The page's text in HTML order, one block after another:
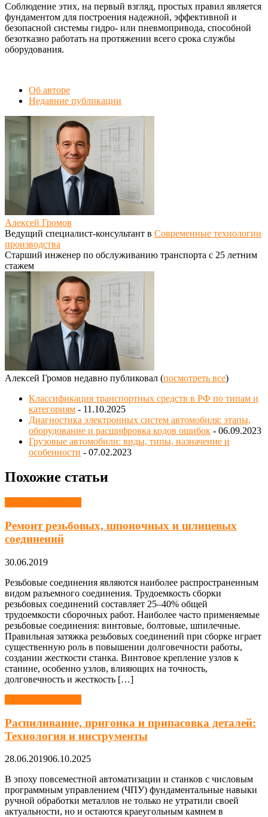
Соблюдение этих, на первый взгляд, простых правил является
фундаментом для построения надежной, эффективной и
безопасной системы гидро- или пневмопривода, способной
безотказно работать на протяжении всего срока службы
оборудования.
Об авторе
Недавние публикации
Алексей Громов
Ведущий специалист-консультант в Современные технологии
производства
Старший инженер по обслуживанию транспорта с 25 летним
стажем
Алексей Громов недавно публиковал (посмотреть все)
Классификация транспортных средств в РФ по типам и
категориям - 11.10.2025
Диагностика электронных систем автомобиля: этапы,
оборудование и расшифровка кодов ошибок - 06.09.2023
Грузовые автомобили: виды, типы, назначение и
особенности - 07.02.2023
Похожие статьи
Ремонт резьбовых, шпоночных и шлицевых
соединений
30.06.2019
Резьбовые соединения являются наиболее распространенным
видом разъемного соединения. Трудоемкость сборки
резьбовых соединений составляет 25–40% общей
трудоемкости сборочных работ. Наиболее часто применяемые
резьбовые соединения: винтовые, болтовые, шпилечные.
Правильная затяжка резьбовых соединений при сборке играет
существенную роль в повышении долговечности работы,
создании жесткости станка. Винтовое крепление узлов к
станине, особенно узлов, влияющих на точность,
долговечность и жесткость […]
Распиливание, пригонка и припасовка деталей:
Технология и инструменты
28.06.201906.10.2025
В эпоху повсеместной автоматизации и станков с числовым
программным управлением (ЧПУ) фундаментальные навыки
ручной обработки металлов не только не утратили своей
актуальности, но и остаются краеугольным камнем в